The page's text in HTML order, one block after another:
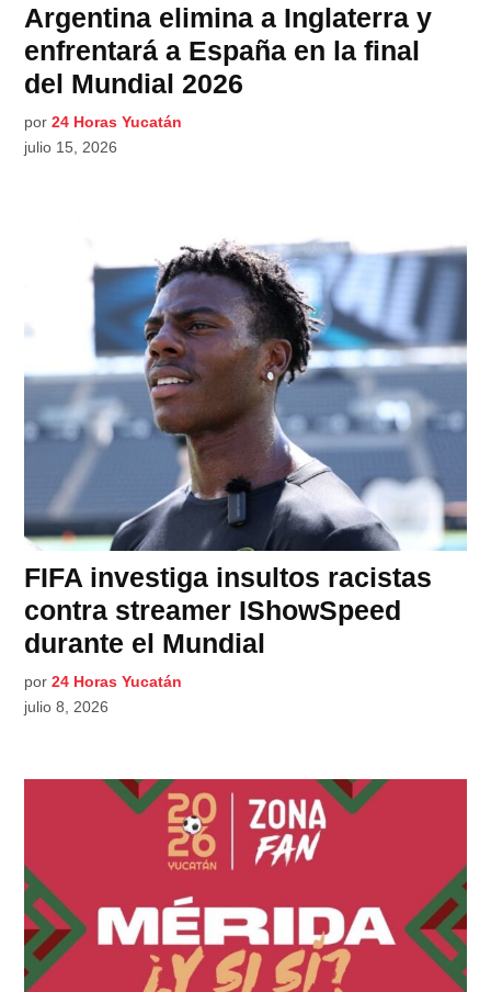
Argentina elimina a Inglaterra y
enfrentará a España en la final
del Mundial 2026
por 24 Horas Yucatán
julio 15, 2026
FIFA investiga insultos racistas
contra streamer IShowSpeed
durante el Mundial
por 24 Horas Yucatán
julio 8, 2026